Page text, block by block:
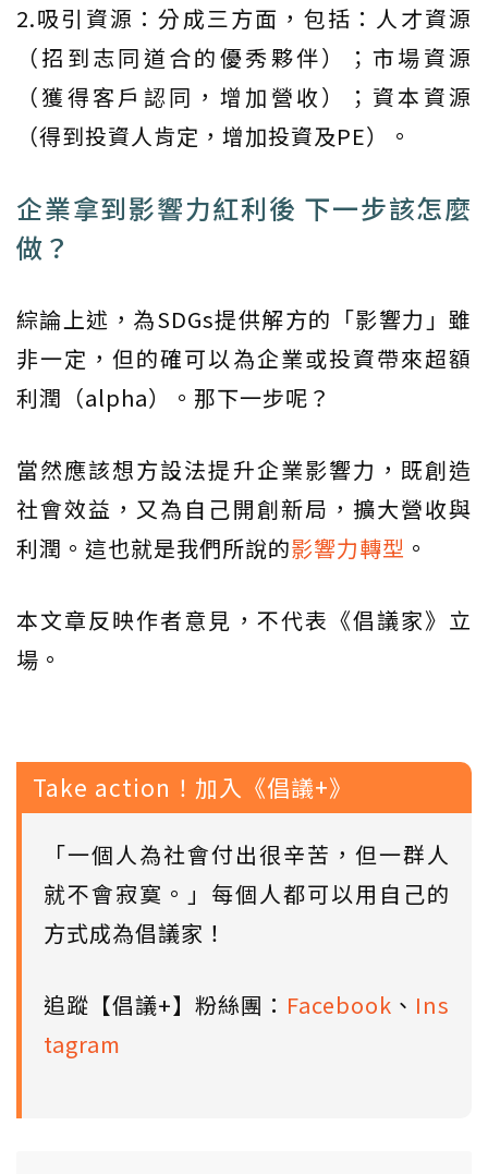
2.吸引資源：分成三方面，包括：人才資源
（招到志同道合的優秀夥伴）；市場資源
（獲得客戶認同，增加營收）；資本資源
（得到投資人肯定，增加投資及PE）。
企業拿到影響力紅利後 下一步該怎麼
做？
綜論上述，為SDGs提供解方的「影響力」雖
非一定，但的確可以為企業或投資帶來超額
利潤（alpha）。那下一步呢？
當然應該想方設法提升企業影響力，既創造
社會效益，又為自己開創新局，擴大營收與
利潤。這也就是我們所說的影響力轉型 。
本文章反映作者意見，不代表《倡議家》立
場。
Take action！加入《倡議+》
「一個人為社會付出很辛苦，但一群人
就不會寂寞。」每個人都可以用自己的
方式成為倡議家！
追蹤【倡議+】粉絲團： Facebook 、 Ins
tagram